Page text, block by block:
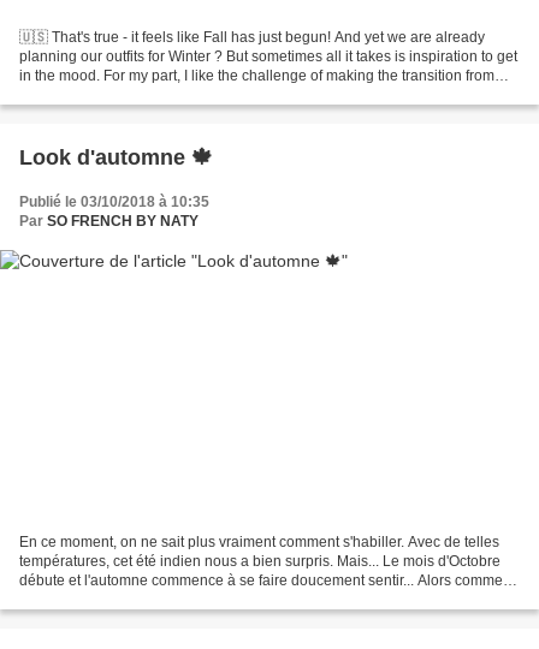
🇺🇸 That's true - it feels like Fall has just begun! And yet we are already
planning our outfits for Winter ? But sometimes all it takes is inspiration to get
in the mood. For my part, I like the challenge of making the transition from
Look d'automne 🍁
Publié le 03/10/2018 à 10:35
Par SO FRENCH BY NATY
En ce moment, on ne sait plus vraiment comment s'habiller. Avec de telles
températures, cet été indien nous a bien surpris. Mais... Le mois d'Octobre
débute et l'automne commence à se faire doucement sentir... Alors comment